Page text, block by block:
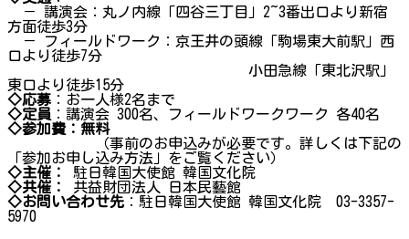
－ 講演会：丸ノ内線「四谷三丁目」2~3番出口より新宿
方面徒歩3分
－ フィールドワーク：京王井の頭線「駒場東大前駅」西
口より徒歩7分
小田急線「東北沢駅」
東口より徒歩15分
◇応募 ：お一人様2名まで
◇定員 ：講演会 300名、フィールドワークワーク 各40名
◇参加費：無料
（事前のお申込みが必要です。詳しくは下記の
「参加お申し込み方法」をご覧ください）
◇主催：
駐日韓国大使館 韓国文化院
◇共催：
共益財団法人 日本民藝館
◇お問い合わせ先 ：駐日韓国大使館 韓国文化院 03-3357-
5970